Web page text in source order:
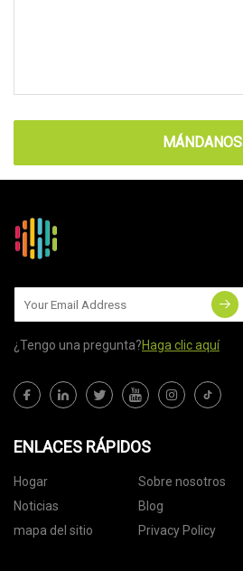
MÁNDANOS
¿Tengo una pregunta?Haga clic aquí
ENLACES RÁPIDOS
Hogar Sobre nosotros
Noticias
Blog
mapa del sitio
Privacy Policy